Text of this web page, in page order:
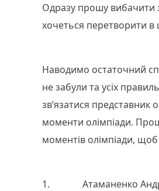
Одразу прошу вибачити
хочеться перетворити
Наводимо остаточний
не забули та усіх
зв’язатися представник
моменти олімпіади.
моментів олімпіади,
1. Атаманенко